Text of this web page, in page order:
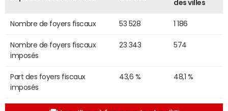
des villes
Nombre de foyers fiscaux 53 528 1 186
Nombre de foyers fiscaux
imposés
23 343 574
Part des foyers fiscaux
imposés
43,6 % 48,1 %